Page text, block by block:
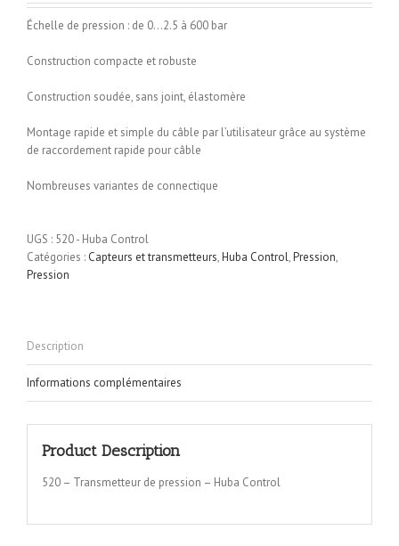
Échelle de pression : de 0…2.5 à 600 bar
Construction compacte et robuste
Construction soudée, sans joint, élastomère
Montage rapide et simple du câble par l’utilisateur grâce au système
de raccordement rapide pour câble
Nombreuses variantes de connectique
UGS : 520 - Huba Control
Catégories : Capteurs et transmetteurs,Huba Control,Pression,
Pression
Description
Informations complémentaires
Product Description
520 – Transmetteur de pression – Huba Control